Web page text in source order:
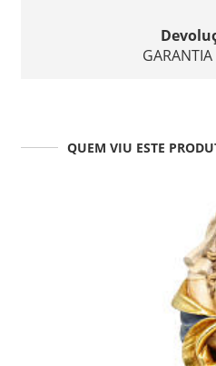
QUEM VIU ESTE